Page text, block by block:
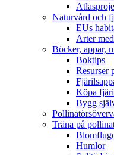
Naturvård och
EUs
Arter
Böcker, appar,
Boktips
Resurser
Köpa
Bygg
Träna på
Humlor